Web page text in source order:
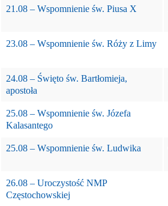
21.08 – Wspomnienie św. Piusa X
23.08 – Wspomnienie św. Róży z Limy
24.08 – Święto św. Bartłomieja,
apostoła
25.08 – Wspomnienie św. Józefa
Kalasantego
25.08 – Wspomnienie św. Ludwika
26.08 – Uroczystość NMP
Częstochowskiej